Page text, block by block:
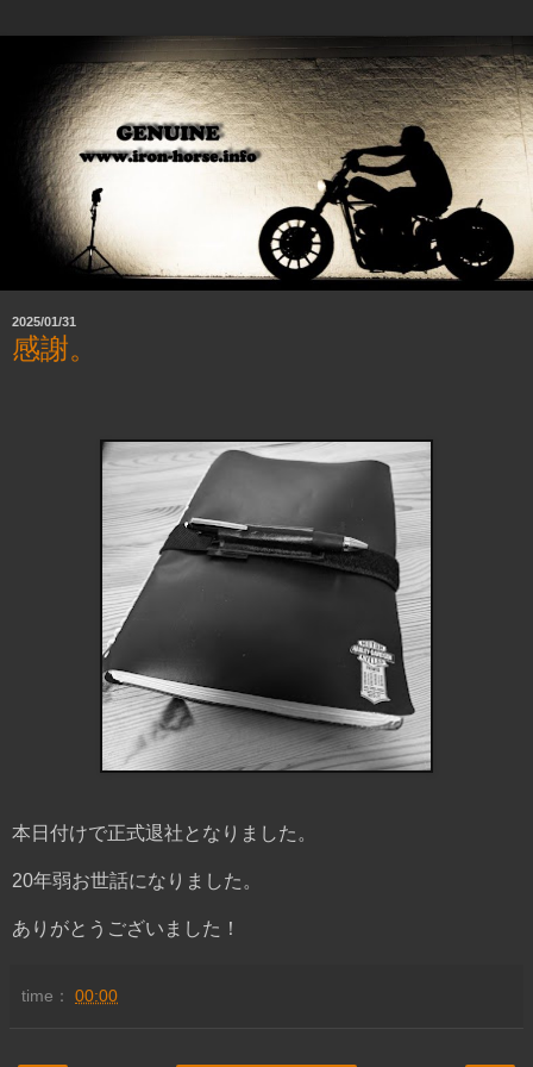
2025/01/31
感謝。
本日付けで正式退社となりました。
20年弱お世話になりました。
ありがとうございました！
time： 00:00